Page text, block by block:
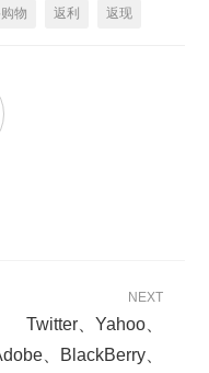
物 返利 返现
NEXT
Twitter、Yahoo、
、BlackBerry、